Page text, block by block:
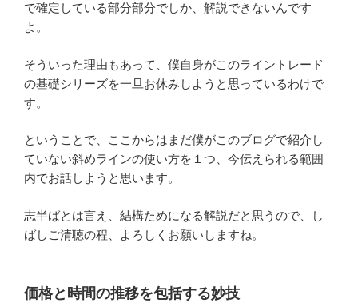
で確定している部分部分でしか、解説できないんです
よ。
そういった理由もあって、僕自身がこのライントレード
の基礎シリーズを一旦お休みしようと思っているわけで
す。
ということで、ここからはまだ僕がこのブログで紹介し
ていない斜めラインの使い方を１つ、今伝えられる範囲
内でお話しようと思います。
志半ばとは言え、結構ためになる解説だと思うので、し
ばしご清聴の程、よろしくお願いしますね。
価格と時間の推移を包括する妙技